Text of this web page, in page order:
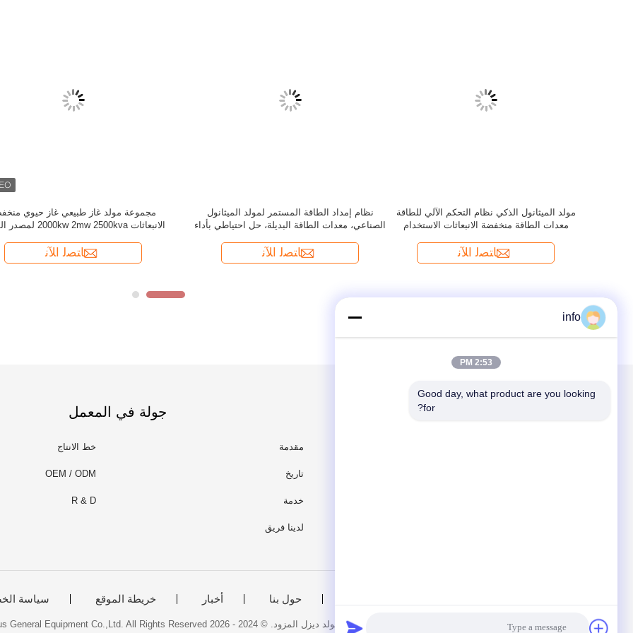
مقدمة
تاريخ
خدمة
لدينا فريق
جولة في المعمل
خط الانتاج
OEM / ODM
R & D
حول بنا أخبار خريطة الموقع سياسة
الصين جيّد جودة مولد ديزل المزود. © 2024 - 2026 Guangdong Powerplus General Equipment Co.,Ltd. All Rights Reserved.
info
2:53 PM
Good day, what product are you looking
for?